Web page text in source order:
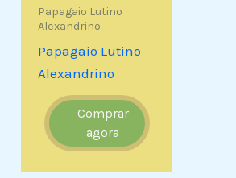
Papagaio Lutino
Alexandrino
Papagaio Lutino
Alexandrino
Comprar
agora